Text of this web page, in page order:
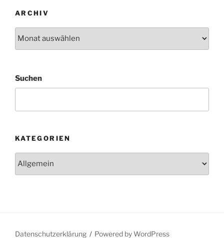
ARCHIV
Suchen
KATEGORIEN
Datenschutzerklärung Powered by WordPress